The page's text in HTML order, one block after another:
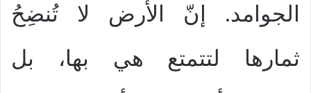
الجوامد. إنّ الأرض لا تُنضِحُ
ثمارها لتتمتع هي بها، بل